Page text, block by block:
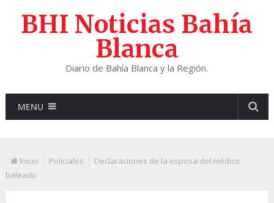
BHI Noticias Bahía
Blanca
Diario de Bahía Blanca y la Región.
MENU
Inicio Policiales
Declaraciones de la esposa del médico
baleado